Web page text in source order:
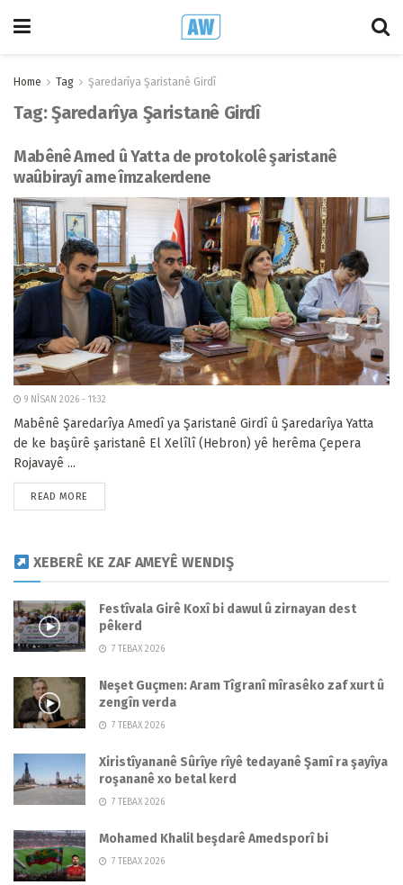
Home Tag Şaredarîya Şaristanê Girdî
Tag:Şaredarîya Şaristanê Girdî
Mabênê Amed û Yatta de protokolê şaristanê
waûbirayî ame îmzakerdene
9 NÎSAN 2026 - 11:32
Mabênê Şaredarîya Amedî ya Şaristanê Girdî û Şaredarîya Yatta
de ke başûrê şaristanê El Xelîlî (Hebron) yê herêma Çepera
Rojavayê ...
READ MORE
XEBERÊ KE ZAF AMEYÊ WENDIŞ
Festîvala Girê Koxî bi dawul û zirnayan dest
pêkerd
7 TEBAX 2026
Neşet Guçmen: Aram Tîgranî mîrasêko zaf xurt û
zengîn verda
7 TEBAX 2026
Xiristîyananê Sûrîye rîyê tedayanê Şamî ra şayîya
roşananê xo betal kerd
7 TEBAX 2026
Mohamed Khalil beşdarê Amedsporî bi
7 TEBAX 2026